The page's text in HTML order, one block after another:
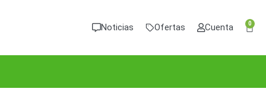
Noticias Ofertas Cuenta 0